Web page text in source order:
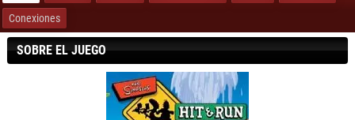
Conexiones
SOBRE EL JUEGO